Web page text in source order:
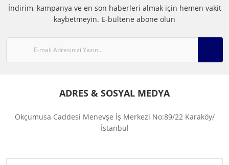
İndirim, kampanya ve en son haberleri almak için hemen vakit
kaybetmeyin. E-bültene abone olun
ADRES & SOSYAL MEDYA
Okçumusa Caddesi Menevşe İş Merkezi No:89/22 Karaköy/
İstanbul